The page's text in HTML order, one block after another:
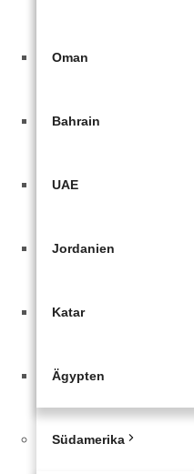
Oman
Bahrain
UAE
Jordanien
Katar
Ägypten
Südamerika